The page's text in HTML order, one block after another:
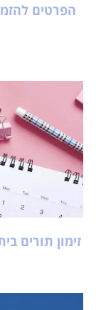
הפרטים
זימון תורים